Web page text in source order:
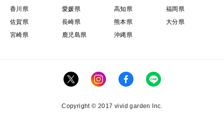
香川県
愛媛県 高知県
福岡県
佐賀県
長崎県 熊本県
大分県
宮崎県
鹿児島県 沖縄県
Copyright © 2017 vivid garden Inc.